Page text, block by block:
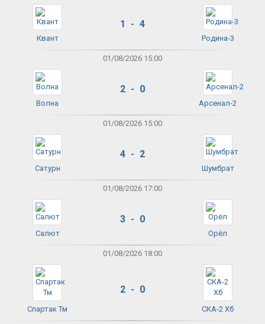
Квант
1 - 4
Родина-3
01/08/2026 15:00
Волна
2 - 0
Арсенал-2
01/08/2026 15:00
Сатурн
4 - 2
Шумбрат
01/08/2026 17:00
Салют
3 - 0
Орёл
01/08/2026 18:00
Спартак Тм
2 - 0
СКА-2 Хб